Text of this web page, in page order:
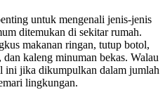
untuk mengenali jenis-jenis
ditemukan di sekitar rumah.
makanan ringan, tutup botol,
kaleng minuman bekas. Walau
ini jika dikumpulkan dalam jumlah
lingkungan.